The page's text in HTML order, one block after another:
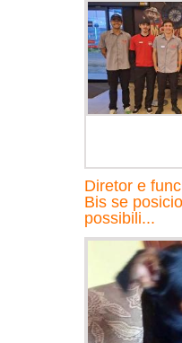
Diretor e
Bis se
possibili...